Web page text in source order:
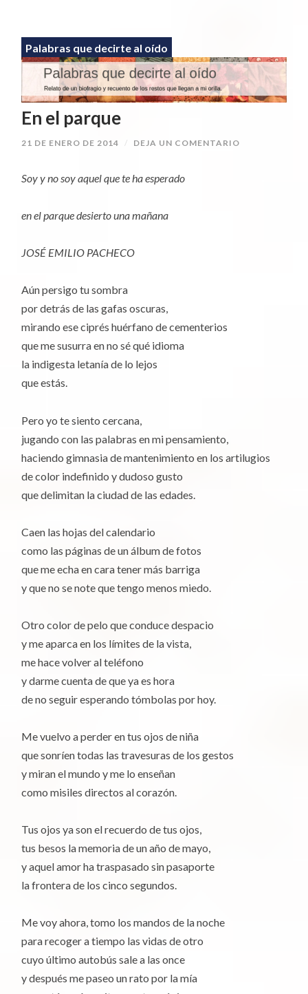
Palabras que decirte al oído
En el parque
21 DE ENERO DE 2014 / DEJA UN COMENTARIO
Soy y no soy aquel que te ha esperado
en el parque desierto una mañana
JOSÉ EMILIO PACHECO
Aún persigo tu sombra
por detrás de las gafas oscuras,
mirando ese ciprés huérfano de cementerios
que me susurra en no sé qué idioma
la indigesta letanía de lo lejos
que estás.
Pero yo te siento cercana,
jugando con las palabras en mi pensamiento,
haciendo gimnasia de mantenimiento en los artilugios
de color indefinido y dudoso gusto
que delimitan la ciudad de las edades.
Caen las hojas del calendario
como las páginas de un álbum de fotos
que me echa en cara tener más barriga
y que no se note que tengo menos miedo.
Otro color de pelo que conduce despacio
y me aparca en los límites de la vista,
me hace volver al teléfono
y darme cuenta de que ya es hora
de no seguir esperando tómbolas por hoy.
Me vuelvo a perder en tus ojos de niña
que sonríen todas las travesuras de los gestos
y miran el mundo y me lo enseñan
como misiles directos al corazón.
Tus ojos ya son el recuerdo de tus ojos,
tus besos la memoria de un año de mayo,
y aquel amor ha traspasado sin pasaporte
la frontera de los cinco segundos.
Me voy ahora, tomo los mandos de la noche
para recoger a tiempo las vidas de otro
cuyo último autobús sale a las once
y después me paseo un rato por la mía